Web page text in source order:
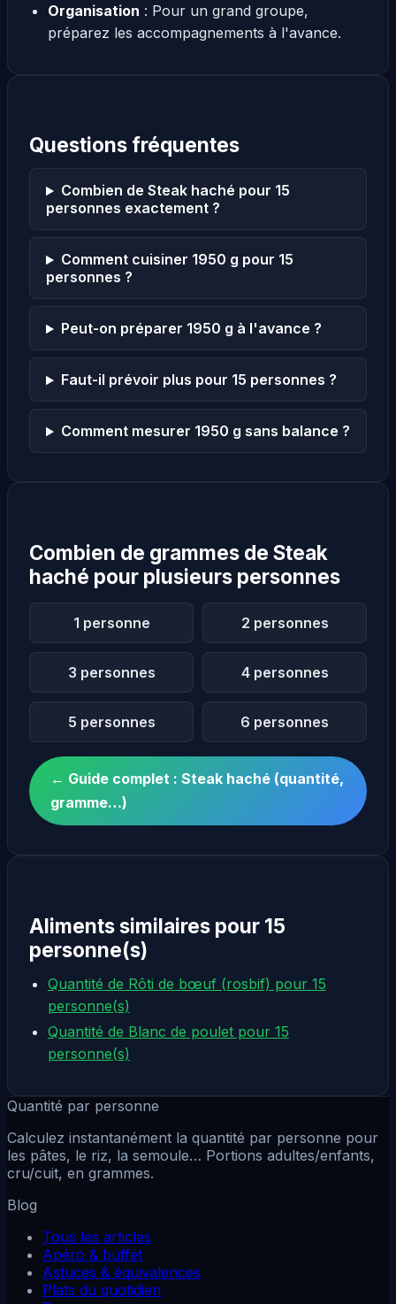
Organisation : Pour un grand groupe,
préparez les accompagnements à l'avance.
Questions fréquentes
Combien de Steak haché pour 15
personnes exactement ?
Comment cuisiner 1950 g pour 15
personnes ?
Peut-on préparer 1950 g à l'avance ?
Faut-il prévoir plus pour 15 personnes ?
Comment mesurer 1950 g sans balance ?
Combien de grammes de Steak
haché pour plusieurs personnes
1 personne 2 personnes
3 personnes 4 personnes
5 personnes 6 personnes
← Guide complet : Steak haché (quantité,
gramme…)
Aliments similaires pour 15
personne(s)
Quantité de Rôti de bœuf (rosbif) pour 15
personne(s)
Quantité de Blanc de poulet pour 15
personne(s)
Quantité par personne
Calculez instantanément la quantité par personne pour
les pâtes, le riz, la semoule… Portions adultes/enfants,
cru/cuit, en grammes.
Blog
Tous les articles
Apéro & buffet
Astuces & équivalences
Plats du quotidien